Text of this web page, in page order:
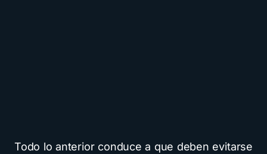
Todo lo anterior conduce a que deben evitarse